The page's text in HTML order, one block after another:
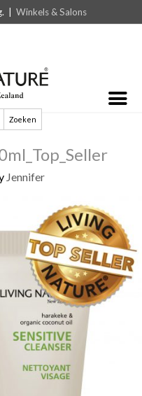
|Winkels & Salons
Jennifer